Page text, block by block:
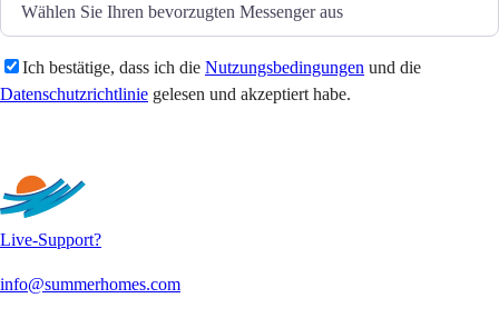
Ich bestätige, dass ich die Nutzungsbedingungen und die
Datenschutzrichtlinie gelesen und akzeptiert habe.
Live-Support?
info@summerhomes.com